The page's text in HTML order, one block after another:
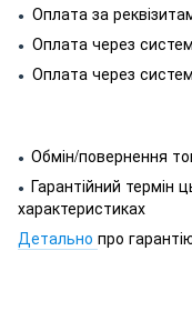
● Оплата за
● Оплата через
● Оплата через
● Обмін/повернення
● Гарантійний термін
характеристиках
Детально про